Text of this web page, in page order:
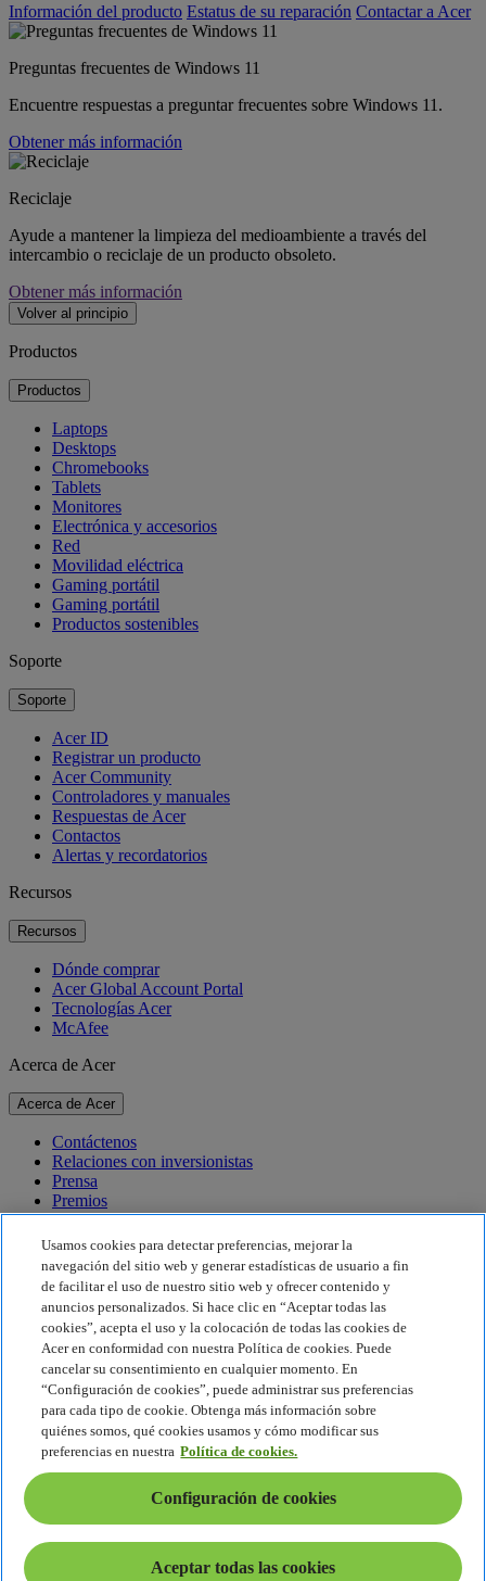
Información del producto Estatus de su reparación Contactar a Acer
Preguntas frecuentes de Windows 11
Encuentre respuestas a preguntar frecuentes sobre Windows 11.
Obtener más información
Reciclaje
Ayude a mantener la limpieza del medioambiente a través del
intercambio o reciclaje de un producto obsoleto.
Obtener más información
Volver al principio
Productos
Productos
Laptops
Desktops
Chromebooks
Tablets
Monitores
Electrónica y accesorios
Red
Movilidad eléctrica
Gaming portátil
Gaming portátil
Productos sostenibles
Soporte
Soporte
Acer ID
Registrar un producto
Acer Community
Controladores y manuales
Respuestas de Acer
Contactos
Alertas y recordatorios
Recursos
Recursos
Dónde comprar
Acer Global Account Portal
Tecnologías Acer
McAfee
Acerca de Acer
Acerca de Acer
Contáctenos
Relaciones con inversionistas
Prensa
Premios
Eventos
Sostenibilidad
Sostenibilidad
Responsabilidad social corporativa
Huella de carbono del producto
Proyecto Humanity
Earthion
Política de privacidad
Política de cookies
Aviso legal
Información legal adicional
Política de accesibilidad
Configuración de cookies
América Latina - Español
Usamos cookies para detectar preferencias, mejorar la
navegación del sitio web y generar estadísticas de usuario a fin
de facilitar el uso de nuestro sitio web y ofrecer contenido y
anuncios personalizados. Si hace clic en “Aceptar todas las
cookies”, acepta el uso y la colocación de todas las cookies de
Acer en conformidad con nuestra Política de cookies. Puede
cancelar su consentimiento en cualquier momento. En
“Configuración de cookies”, puede administrar sus preferencias
para cada tipo de cookie. Obtenga más información sobre
quiénes somos, qué cookies usamos y cómo modificar sus
preferencias en nuestra Política de cookies.
Configuración de cookies
Aceptar todas las cookies